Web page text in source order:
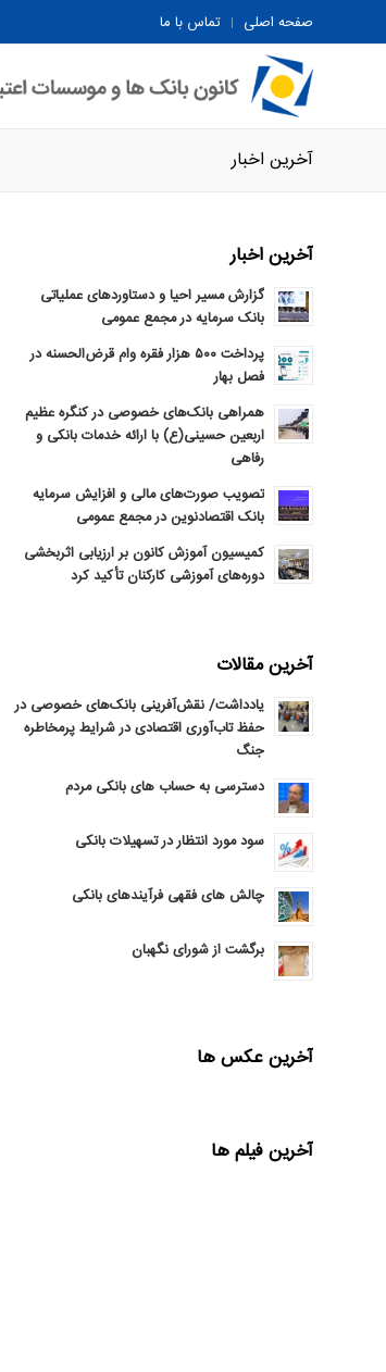
صفحه اصلی تماس با ما
آخرین اخبار
آخرین اخبار
گزارش مسیر احیا و دستاوردهای عملیاتی
بانک سرمایه در مجمع عمومی
پرداخت ۵۰۰ هزار فقره وام قرض‌الحسنه در
فصل بهار
همراهی بانک‌های خصوصی در کنگره عظیم
اربعین حسینی(ع) با ارائه خدمات بانکی و
رفاهی
تصویب صورت‌های مالی و افزایش سرمایه
بانک اقتصادنوین در مجمع عمومی
کمیسیون آموزش کانون بر ارزیابی اثربخشی
دوره‌های آموزشی کارکنان تأکید کرد
آخرین مقالات
یادداشت/ نقش‌آفرینی بانک‌های خصوصی در
حفظ تاب‌آوری اقتصادی در شرایط پرمخاطره
جنگ
دسترسی به حساب های بانکی مردم
سود مورد انتظار در تسهیلات بانکی
چالش های فقهی فرآیندهای بانکی
برگشت از شورای نگهبان
آخرین عکس ها
آخرین فیلم ها